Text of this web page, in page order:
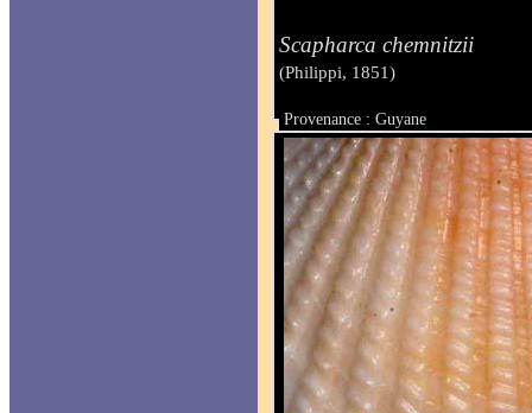
Scapharca chemnitzii
(Philippi, 1851)
Provenance : Guyane
Taille : 25 mm